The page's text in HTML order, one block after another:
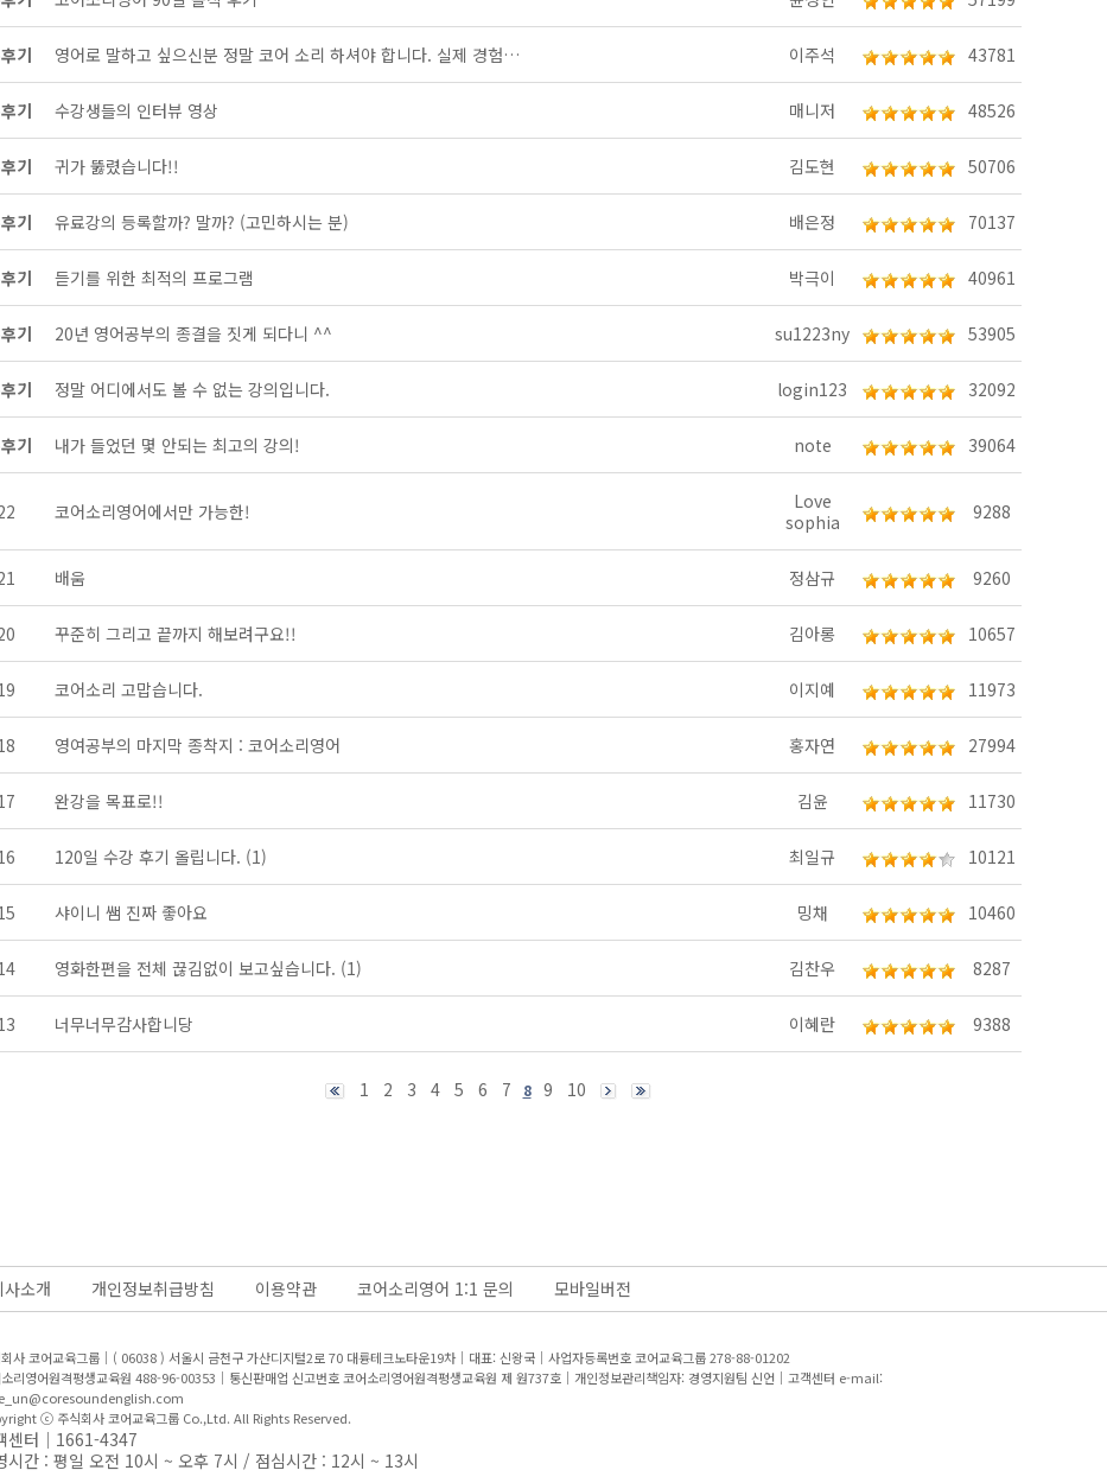
기 영어로 말하고 싶으신분 정말 코어 소리 하셔야 합니다. 실제 경험… 이주석 43781
기 수강생들의 인터뷰 영상 매니저 48526
기 귀가 뚫렸습니다!! 김도현 50706
기 유료강의 등록할까? 말까? (고민하시는 분) 배은정 70137
기 듣기를 위한 최적의 프로그램 박극이 40961
기 20년 영어공부의 종결을 짓게 되다니 ^^ su1223ny 53905
기 정말 어디에서도 볼 수 없는 강의입니다. login123 32092
기 내가 들었던 몇 안되는 최고의 강의! note 39064
코어소리영어에서만 가능한!
Love
sophia
9288
배움 정삼규 9260
꾸준히 그리고 끝까지 해보려구요!! 김아롱 10657
코어소리 고맙습니다. 이지예 11973
영여공부의 마지막 종착지 : 코어소리영어 홍자연 27994
완강을 목표로!! 김윤 11730
120일 수강 후기 올립니다. (1) 최일규 10121
샤이니 쌤 진짜 좋아요 밍채 10460
영화한편을 전체 끊김없이 보고싶습니다. (1) 김찬우 8287
너무너무감사합니당 이혜란 9388
1 2 3 4 5 6 7 8 9 10
사소개 개인정보취급방침 이용약관 코어소리영어 1:1 문의 모바일버전
사 코어교육그룹｜( 06038 ) 서울시 금천구 가산디지털2로 70 대륭테크노타운19차｜대표: 신왕국｜ 사업자등록번호 코어교육그룹 278-88-01202
리영어원격평생교육원 488-96-00353｜통신판매업 신고번호 코어소리영어원격평생교육원 제 원737호｜개인정보관리책임자: 경영지원팀 신언｜고객센터 e-mail:
ⓒ 주식회사 코어교육그룹 Co.,Ltd. All Rights Reserved.
센터｜1661-4347
시간 : 평일 오전 10시 ~ 오후 7시 / 점심시간 : 12시 ~ 13시